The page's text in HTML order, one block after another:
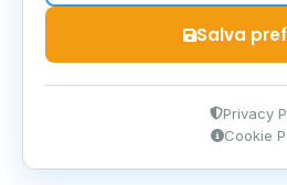
Salva
Privacy
Cookie